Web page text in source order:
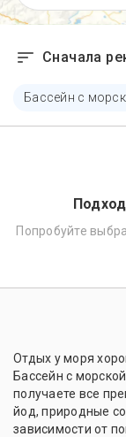
Сначала
Бассейн с
Попробуйте
Отдых у моря
Бассейн с
получаете все
йод, природные
зависимости от